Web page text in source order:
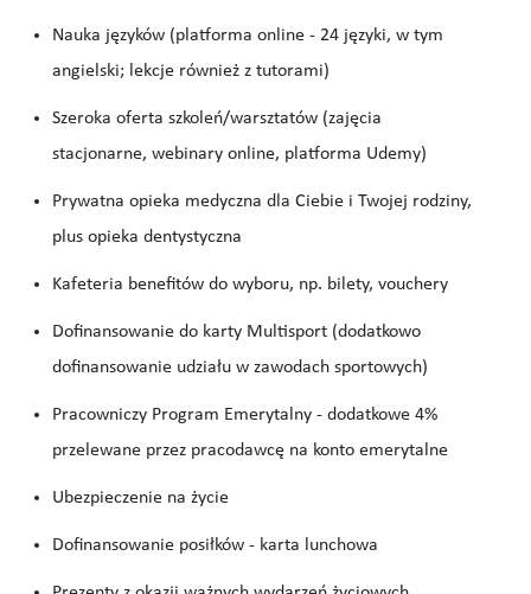
Nauka języków (platforma online - 24 języki, w tym
angielski; lekcje również z tutorami)
Szeroka oferta szkoleń/warsztatów (zajęcia
stacjonarne, webinary online, platforma Udemy)
Prywatna opieka medyczna dla Ciebie i Twojej rodziny,
plus opieka dentystyczna
Kafeteria benefitów do wyboru, np. bilety, vouchery
Dofinansowanie do karty Multisport (dodatkowo
dofinansowanie udziału w zawodach sportowych)
Pracowniczy Program Emerytalny - dodatkowe 4%
przelewane przez pracodawcę na konto emerytalne
Ubezpieczenie na życie
Dofinansowanie posiłków - karta lunchowa